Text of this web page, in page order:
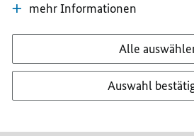
mehr Informationen
Alle
Auswahl